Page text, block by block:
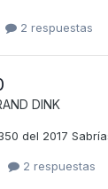
2 respuestas
DINK
del 2017
2 respuestas